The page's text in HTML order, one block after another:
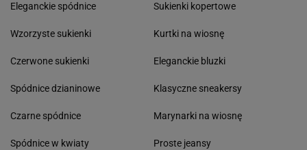
Eleganckie spódnice
Wzorzyste sukienki
Czerwone sukienki
Spódnice dzianinowe
Czarne spódnice
Spódnice w kwiaty
Sukienki kopertowe
Kurtki na wiosnę
Eleganckie bluzki
Klasyczne sneakersy
Marynarki na wiosnę
Proste jeansy